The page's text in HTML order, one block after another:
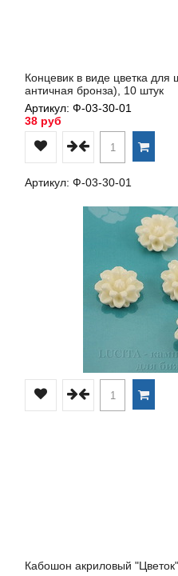
Концевик в виде цветка
античная бронза), 10 штук
Артикул: Ф-03-30-01
38 руб
Артикул: Ф-03-30-01
Кабошон акриловый